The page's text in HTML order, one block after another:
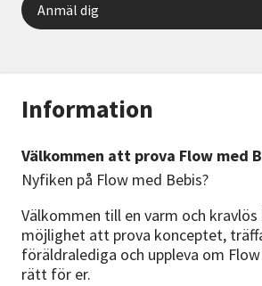
Information
Välkommen att prova Flow med
Nyfiken på Flow med Bebis?
Välkommen till en varm och
möjlighet att prova konceptet,
föräldralediga och uppleva om
rätt för er.
Anmäl dig